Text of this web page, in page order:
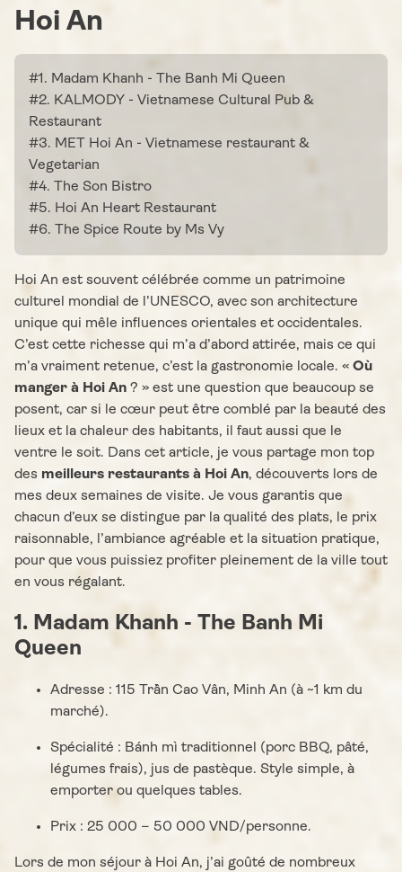
Hoi An
#1. Madam Khanh - The Banh Mi Queen
#2. KALMODY - Vietnamese Cultural Pub &
Restaurant
#3. MET Hoi An - Vietnamese restaurant &
Vegetarian
#4. The Son Bistro
#5. Hoi An Heart Restaurant
#6. The Spice Route by Ms Vy
Hoi An est souvent célébrée comme un patrimoine
culturel mondial de l’UNESCO, avec son architecture
unique qui mêle influences orientales et occidentales.
C’est cette richesse qui m’a d’abord attirée, mais ce qui
m’a vraiment retenue, c’est la gastronomie locale. « Où
manger à Hoi An ? » est une question que beaucoup se
posent, car si le cœur peut être comblé par la beauté des
lieux et la chaleur des habitants, il faut aussi que le
ventre le soit. Dans cet article, je vous partage mon top
des meilleurs restaurants à Hoi An, découverts lors de
mes deux semaines de visite. Je vous garantis que
chacun d’eux se distingue par la qualité des plats, le prix
raisonnable, l’ambiance agréable et la situation pratique,
pour que vous puissiez profiter pleinement de la ville tout
en vous régalant.
1. Madam Khanh - The Banh Mi
Queen
Adresse : 115 Trần Cao Vân, Minh An (à ~1 km du
marché).
Spécialité : Bánh mì traditionnel (porc BBQ, pâté,
légumes frais), jus de pastèque. Style simple, à
emporter ou quelques tables.
Prix : 25 000 – 50 000 VND/personne.
Lors de mon séjour à Hoi An, j’ai goûté de nombreux